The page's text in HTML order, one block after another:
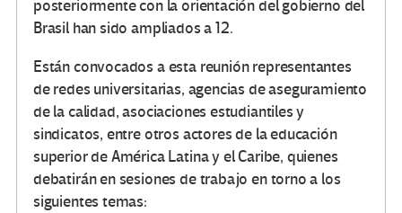
posteriormente con la orientación del gobierno del
Brasil han sido ampliados a 12.
Están convocados a esta reunión representantes
de redes universitarias, agencias de aseguramiento
de la calidad, asociaciones estudiantiles y
sindicatos, entre otros actores de la educación
superior de América Latina y el Caribe, quienes
debatirán en sesiones de trabajo en torno a los
siguientes temas: